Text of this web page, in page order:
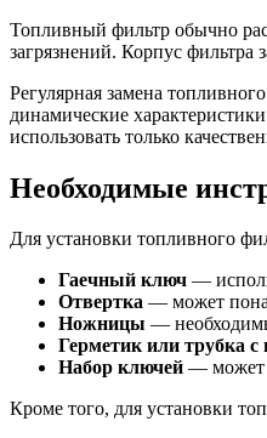
Топливный фильтр обычно
загрязнений. Корпус
Регулярная замена
динамические
использовать только
Необходимые
Для установки топливного
Гаечный ключ —
Отвертка — может
Ножницы —
Герметик или трубка с
Набор ключей — может
Кроме того, для установки